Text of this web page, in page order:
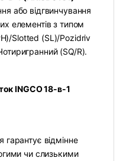
або відгвинчування
елементів з типом
Slotted (SL)/Pozidriv
(SQ/R).
INGCO 18-в-1
гарантує відмінне
чи слизькими